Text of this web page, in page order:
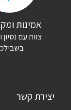
שמור בדפדפן זה את
אמינות
צוות עם נסיון
יצירת קשר